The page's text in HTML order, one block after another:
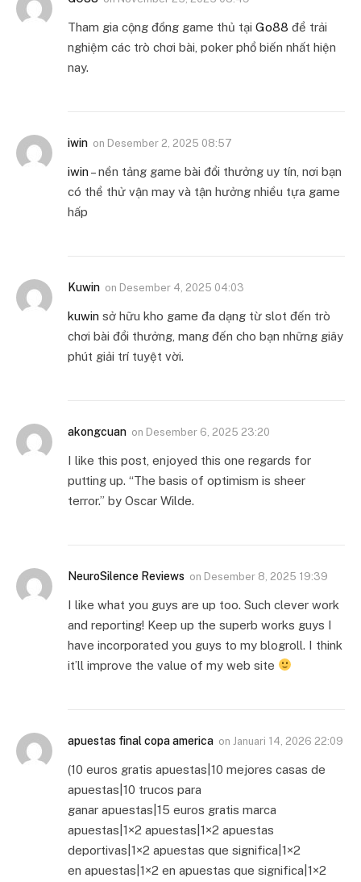
Tham gia cộng đồng game thủ tại Go88 để trải
nghiệm các trò chơi bài, poker phổ biến nhất hiện
nay.
iwin on Desember 2, 2025 08:57
iwin – nền tảng game bài đổi thưởng uy tín, nơi bạn
có thể thử vận may và tận hưởng nhiều tựa game
hấp
Kuwin on Desember 4, 2025 04:03
kuwin sở hữu kho game đa dạng từ slot đến trò
chơi bài đổi thưởng, mang đến cho bạn những giây
phút giải trí tuyệt vời.
akongcuan on Desember 6, 2025 23:20
I like this post, enjoyed this one regards for
putting up. “The basis of optimism is sheer
terror.” by Oscar Wilde.
NeuroSilence Reviews on Desember 8, 2025 19:39
I like what you guys are up too. Such clever work
and reporting! Keep up the superb works guys I
have incorporated you guys to my blogroll. I think
it’ll improve the value of my web site
apuestas final copa america on Januari 14, 2026 22:09
(10 euros gratis apuestas|10 mejores casas de
apuestas|10 trucos para
ganar apuestas|15 euros gratis marca
apuestas|1×2 apuestas|1×2 apuestas
deportivas|1×2 apuestas que significa|1×2
en apuestas|1×2 en apuestas que significa|1×2